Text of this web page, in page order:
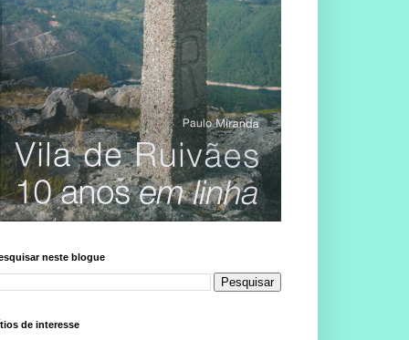
neste blogue
de interesse